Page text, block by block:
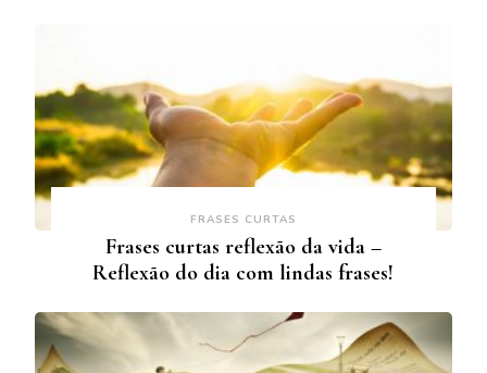
FRASES CURTAS
Frases curtas reflexão da vida –
Reflexão do dia com lindas frases!